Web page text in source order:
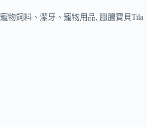
寵物飼料、潔牙、寵物用品, 臘腸寶貝Tila